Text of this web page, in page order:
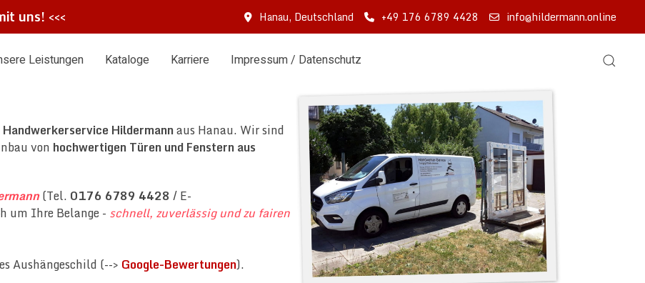
uns! <<< Hanau, Deutschland +49 176 6789 4428 info@hildermann.online
Leistungen Kataloge Karriere Impressum / Datenschutz
Handwerkerservice Hildermannaus Hanau. Wir sind
von hochwertigen Türen und Fenstern aus
(Tel. 0176 6789 4428 / E-
um Ihre Belange - schnell, zuverlässig und zu fairen
Aushängeschild (--> Google-Bewertungen).